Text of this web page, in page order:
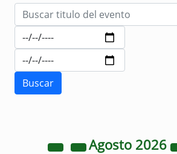
Agosto 2026